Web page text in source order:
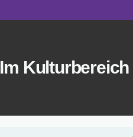
Im Kulturbereich